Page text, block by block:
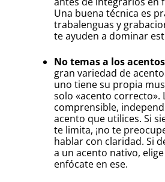
Una buena técnica es
trabalenguas y
te ayuden a dominar
No temas a los
gran variedad de
uno tiene su propia
solo «acento correcto».
comprensible,
acento que utilices. Si
te limita, ¡no te
hablar con claridad. Si
a un acento nativo,
enfócate en ese.